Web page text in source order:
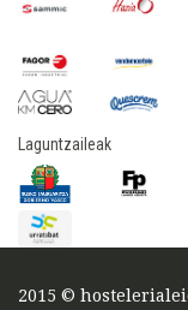
Laguntzaileak
2015 ©